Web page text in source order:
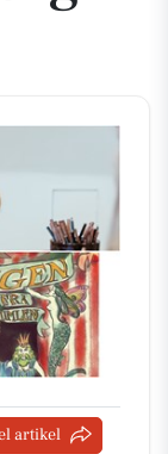
artikel